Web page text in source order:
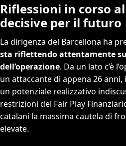
Riflessioni in corso
decisive per il futuro
La dirigenza del Barcellona ha
sta riflettendo attentamente
dell’operazione. Da un lato c’è
un attaccante di appena 26
un potenziale realizzativo
restrizioni del Fair Play
catalani la massima cautela di
elevate.